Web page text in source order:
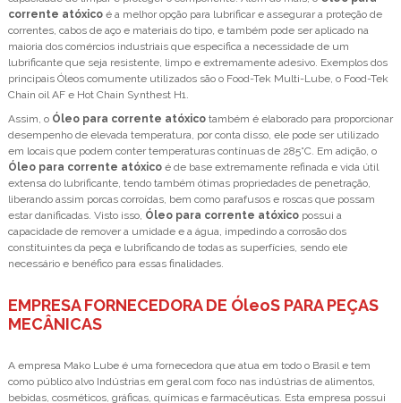
corrente atóxico é a melhor opção para lubrificar e assegurar a proteção de
correntes, cabos de aço e materiais do tipo, e também pode ser aplicado na
maioria dos comércios industriais que especifica a necessidade de um
lubrificante que seja resistente, limpo e extremamente adesivo. Exemplos dos
principais Óleos comumente utilizados são o Food-Tek Multi-Lube, o Food-Tek
Chain oil AF e Hot Chain Synthest H1.
Assim, o Óleo para corrente atóxico também é elaborado para proporcionar
desempenho de elevada temperatura, por conta disso, ele pode ser utilizado
em locais que podem conter temperaturas contínuas de 285°C. Em adição, o
Óleo para corrente atóxico é de base extremamente refinada e vida útil
extensa do lubrificante, tendo também ótimas propriedades de penetração,
liberando assim porcas corroídas, bem como parafusos e roscas que possam
estar danificadas. Visto isso, Óleo para corrente atóxico possui a
capacidade de remover a umidade e a água, impedindo a corrosão dos
constituintes da peça e lubrificando de todas as superfícies, sendo ele
necessário e benéfico para essas finalidades.
EMPRESA FORNECEDORA DE ÓleoS PARA PEÇAS
MECÂNICAS
A empresa Mako Lube é uma fornecedora que atua em todo o Brasil e tem
como público alvo Indústrias em geral com foco nas indústrias de alimentos,
bebidas, cosméticos, gráficas, químicas e farmacêuticas. Esta empresa possui